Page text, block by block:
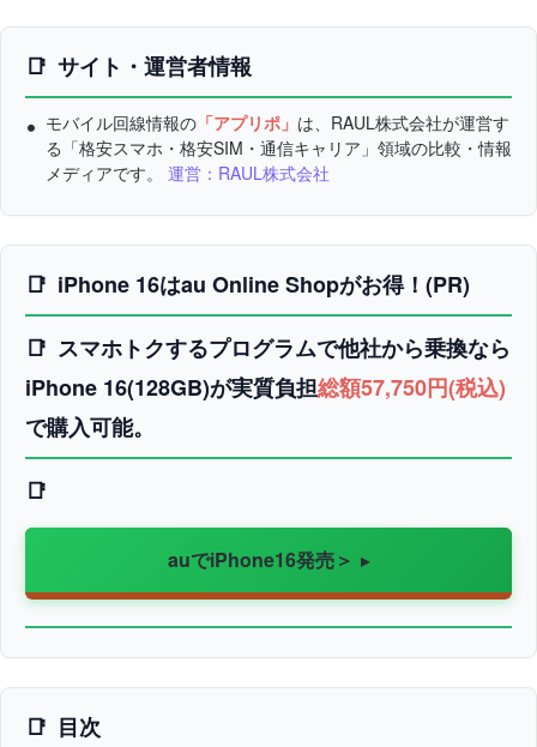
サイト・運営者情報
モバイル回線情報の 「アプリポ」 は、RAUL株式会社が運営す
る「格安スマホ・格安SIM・通信キャリア」領域の比較・情報
メディアです。 運営：RAUL株式会社
iPhone 16はau Online Shopがお得！(PR)
スマホトクするプログラムで他社から乗換なら
iPhone 16(128GB)が実質負担総額57,750円(税込)
で購入可能。
auでiPhone16発売＞
目次